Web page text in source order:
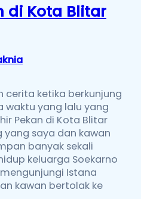
di Kota Blitar
cerita ketika berkunjung
waktu yang lalu yang
Pekan di Kota Blitar
yang saya dan kawan
banyak sekali
keluarga Soekarno
Istana
kawan bertolak ke